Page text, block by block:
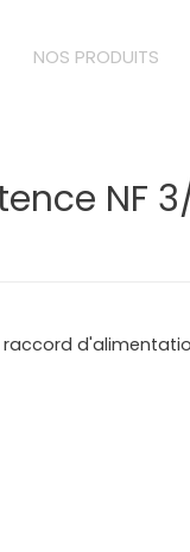
NOS PRODUITS
NF
raccord